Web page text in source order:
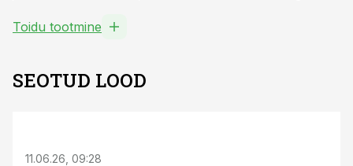
Toidu tootmine
SEOTUD LOOD
11.06.26, 09:28